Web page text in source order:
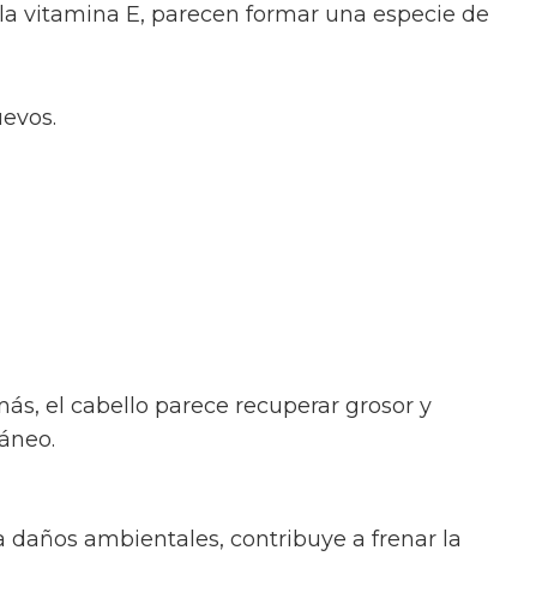
vitamina E, parecen formar una especie de
el cabello parece recuperar grosor y
ambientales, contribuye a frenar la